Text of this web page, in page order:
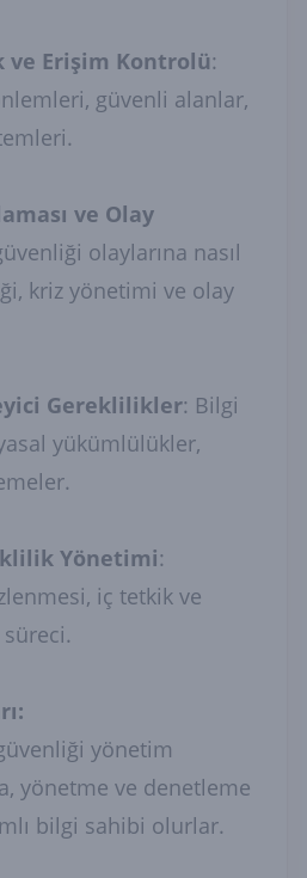
ve Erişim Kontrolü:
güvenli alanlar,
ve Olay
olaylarına nasıl
kriz yönetimi ve olay
Gereklilikler: Bilgi
yükümlülükler,
Yönetimi:
iç tetkik ve
yönetim
yönetme ve denetleme
bilgi sahibi olurlar.